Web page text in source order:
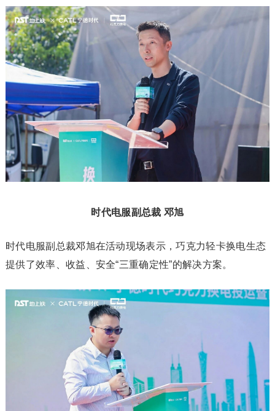
时代电服副总裁 邓旭
时代电服副总裁邓旭在活动现场表示，巧克力轻卡换电生态
提供了效率、收益、安全“三重确定性”的解决方案。